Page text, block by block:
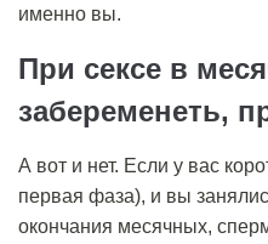
именно вы.
При сексе в
забеременеть,
А вот и нет. Если у вас
первая фаза), и вы
окончания месячных,